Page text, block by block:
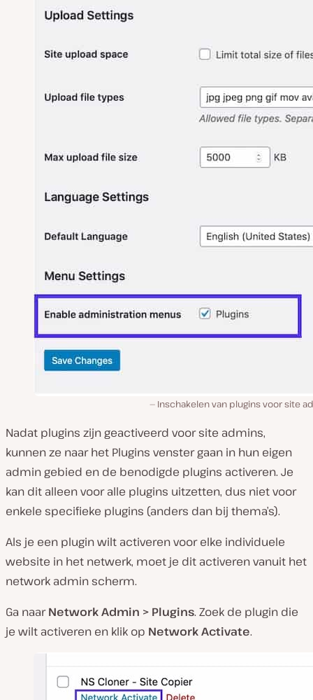
Inschakelen van plugins voor site
Nadat plugins zijn geactiveerd voor site admins,
kunnen ze naar het Plugins venster gaan in hun eigen
admin gebied en de benodigde plugins activeren. Je
kan dit alleen voor alle plugins uitzetten, dus niet voor
enkele specifieke plugins (anders dan bij thema’s).
Als je een plugin wilt activeren voor elke individuele
website in het netwerk, moet je dit activeren vanuit het
network admin scherm.
Ga naarNetwork Admin > Plugins. Zoek de plugin die
je wilt activeren en klik op Network Activate.